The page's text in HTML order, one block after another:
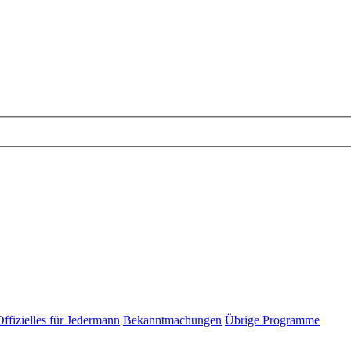
für Jedermann Bekanntmachungen Übrige Programme